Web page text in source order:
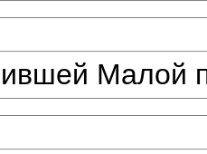
Малой